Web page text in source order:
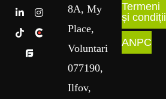
8A, My
Place,
Voluntari
077190,
Ilfov,
Termeni
și condiții
ANPC